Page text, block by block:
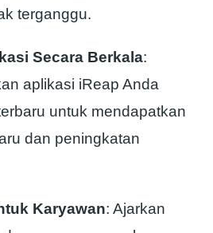
terganggu.
Secara Berkala:
aplikasi iReap Anda
untuk mendapatkan
dan peningkatan
Karyawan: Ajarkan